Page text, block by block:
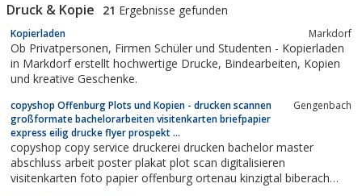
Druck & Kopie 21 Ergebnisse gefunden
Kopierladen Markdorf
Ob Privatpersonen, Firmen Schüler und Studenten - Kopierladen
in Markdorf erstellt hochwertige Drucke, Bindearbeiten, Kopien
und kreative Geschenke.
copyshop Offenburg Plots und Kopien - drucken scannen
großformate bachelorarbeiten visitenkarten briefpapier
express eilig drucke flyer prospekt ...
Gengenbach
copyshop copy service druckerei drucken bachelor master
abschluss arbeit poster plakat plot scan digitalisieren
visitenkarten foto papier offenburg ortenau kinzigtal biberach